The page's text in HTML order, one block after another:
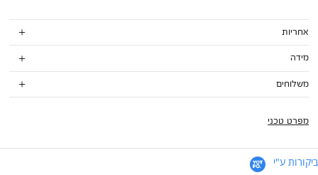
אחריות
מידה
משלוחים
מפרט טכני
ביקורות ע"י